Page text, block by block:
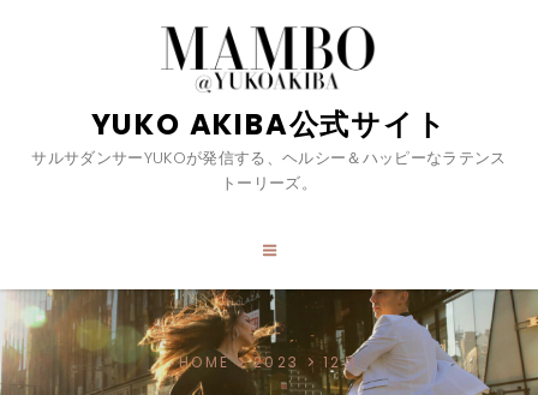
YUKO AKIBA公式サイト
サルサダンサーYUKOが発信する、ヘルシー＆ハッピーなラテンス
トーリーズ。
HOME 2023 12月